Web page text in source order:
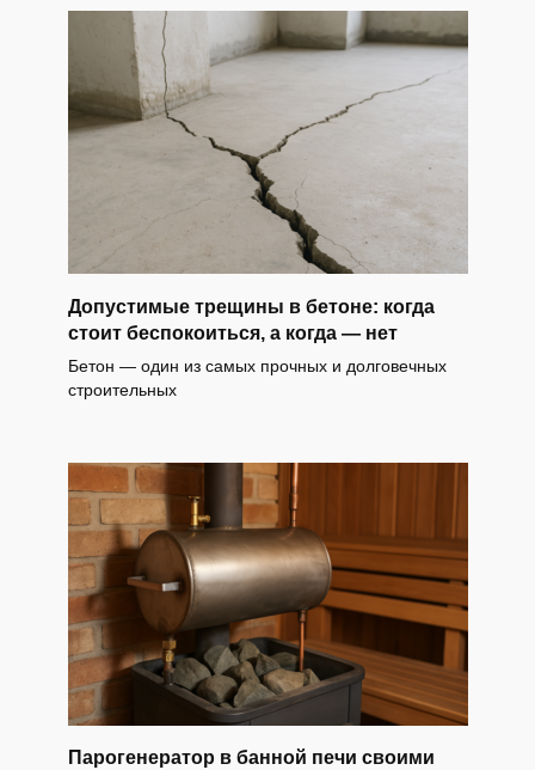
Допустимые трещины в бетоне: когда
стоит беспокоиться, а когда — нет
Бетон — один из самых прочных и долговечных
строительных
Парогенератор в банной печи своими